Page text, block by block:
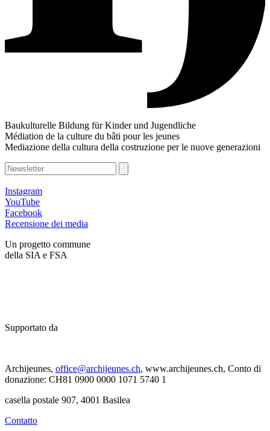
Baukulturelle Bildung für Kinder und Jugendliche
Médiation de la culture du bâti pour les jeunes
Mediazione della cultura della costruzione per le nuove generazioni
Instagram
YouTube
Facebook
Recensione dei media
Un progetto commune
della SIA e FSA
Supportato da
Archijeunes, office@archijeunes.ch, www.archijeunes.ch, Conto di
donazione: CH81 0900 0000 1071 5740 1
casella postale 907, 4001 Basilea
Contatto